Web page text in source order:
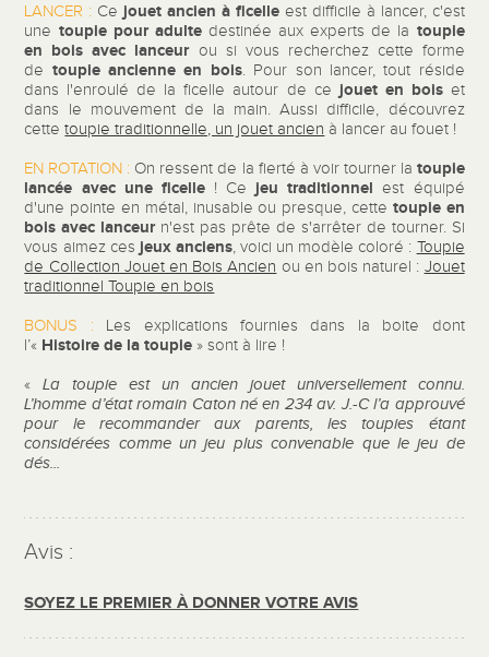
LANCER : Cejouet ancien à ficelle est difficile à lancer, c'est
une toupie pour adultedestinée aux experts de la toupie
en bois avec lanceur ou si vous recherchez cette forme
de toupie ancienneen bois. Pour son lancer, tout réside
dans l'enroulé de la ficelle autour de ce jouet en boiset
dans le mouvement de la main. Aussi difficile, découvrez
cettetoupie traditionnelle, un jouet ancien à lancer au fouet !
EN ROTATION : On ressent de la fierté à voir tourner la toupie
lancée avec une ficelle! Cejeu traditionnel est équipé
d'une pointe en métal, inusable ou presque, cette toupie en
bois avec lanceurn'est pas prête de s'arrêter de tourner. Si
vous aimez ces jeux anciens, voici un modèle coloré : Toupie
de Collection Jouet en Bois Ancien ou en bois naturel : Jouet
traditionnel Toupie en bois
BONUS : Les explications fournies dans la boite dont
l’« Histoire de la toupie » sont à lire !
«La toupie est un ancien jouet universellement connu.
L’homme d’état romain Caton né en 234 av. J.-C l’a approuvé
pour le recommander aux parents, les toupies étant
considérées comme un jeu plus convenable que le jeu de
dés...
Avis :
SOYEZ LE PREMIER À DONNER VOTRE AVIS